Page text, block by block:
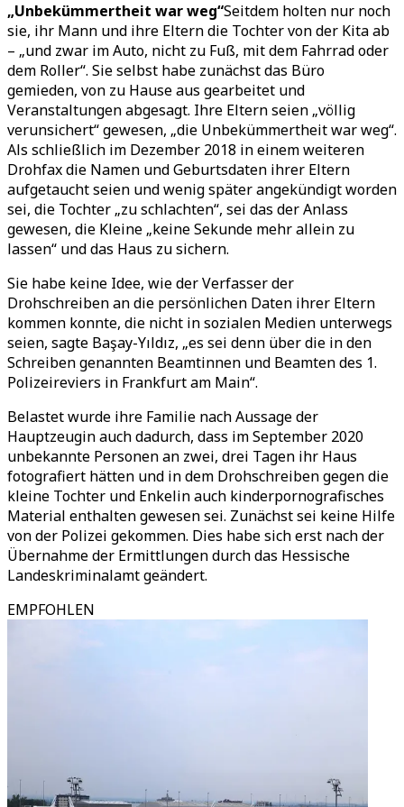
„Unbekümmertheit war weg“Seitdem holten nur noch
sie, ihr Mann und ihre Eltern die Tochter von der Kita ab
– „und zwar im Auto, nicht zu Fuß, mit dem Fahrrad oder
dem Roller“. Sie selbst habe zunächst das Büro
gemieden, von zu Hause aus gearbeitet und
Veranstaltungen abgesagt. Ihre Eltern seien „völlig
verunsichert“ gewesen, „die Unbekümmertheit war weg“.
Als schließlich im Dezember 2018 in einem weiteren
Drohfax die Namen und Geburtsdaten ihrer Eltern
aufgetaucht seien und wenig später angekündigt worden
sei, die Tochter „zu schlachten“, sei das der Anlass
gewesen, die Kleine „keine Sekunde mehr allein zu
lassen“ und das Haus zu sichern.
Sie habe keine Idee, wie der Verfasser der
Drohschreiben an die persönlichen Daten ihrer Eltern
kommen konnte, die nicht in sozialen Medien unterwegs
seien, sagte Başay-Yıldız, „es sei denn über die in den
Schreiben genannten Beamtinnen und Beamten des 1.
Polizeireviers in Frankfurt am Main“.
Belastet wurde ihre Familie nach Aussage der
Hauptzeugin auch dadurch, dass im September 2020
unbekannte Personen an zwei, drei Tagen ihr Haus
fotografiert hätten und in dem Drohschreiben gegen die
kleine Tochter und Enkelin auch kinderpornografisches
Material enthalten gewesen sei. Zunächst sei keine Hilfe
von der Polizei gekommen. Dies habe sich erst nach der
Übernahme der Ermittlungen durch das Hessische
Landeskriminalamt geändert.
EMPFOHLEN